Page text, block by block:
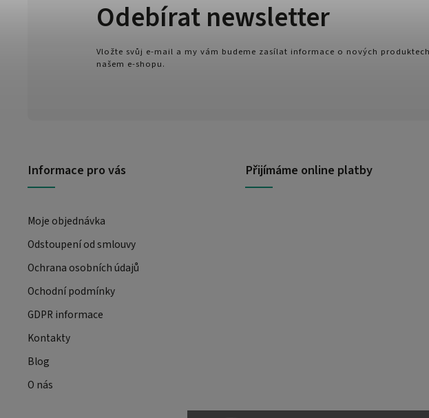
Informace pro vás
Moje objednávka
Odstoupení od smlouvy
Ochrana osobních údajů
Ochodní podmínky
GDPR informace
Kontakty
Blog
O nás
Přijímáme online platby
Odebírat newsletter
Vložte svůj e-mail a my vám budeme zasílat informace o nových
našem e-shopu.